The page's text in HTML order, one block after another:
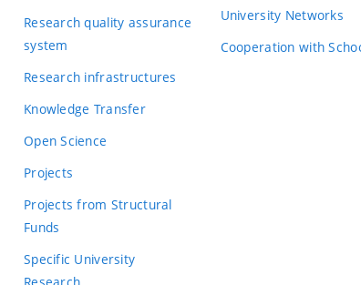
Research quality assurance
system
Research infrastructures
Knowledge Transfer
Open Science
Projects
Projects from Structural
Funds
Specific University
University Networks
Cooperation with